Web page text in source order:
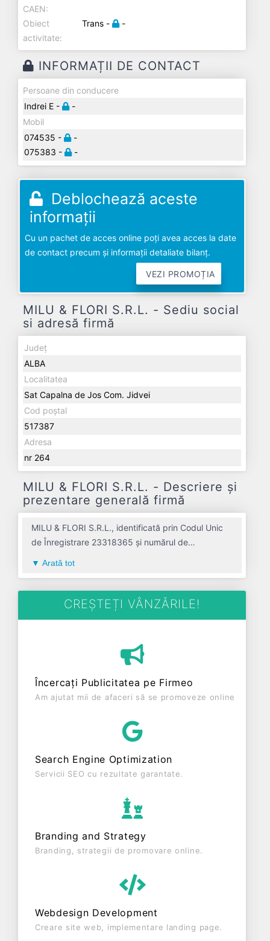
CAEN:
Obiect
activitate:
Trans - -
INFORMAȚII DE CONTACT
Persoane din conducere
Indrei E -
-
Mobil
074535 -
-
075383 -
-
Deblochează aceste
informații
Cu un pachet de acces online poți avea acces la date
de contact precum și informații detaliate bilanț.
VEZI PROMOȚIA
MILU & FLORI S.R.L. - Sediu social
si adresă firmă
Județ
ALBA
Localitatea
Sat Capalna de Jos Com. Jidvei
Cod poștal
517387
Adresa
nr 264
MILU & FLORI S.R.L. - Descriere și
prezentare generală firmă
MILU & FLORI S.R.L., identificată prin Codul Unic
de Înregistrare 23318365 și numărul de
poziționat în zona de Centru a țării, în judetul
ALBA, compania aduce o contribuție semnificativă
fondată în anul 2008, având o vechime de 18 ani.
Conform ultimului bilanț, societatea a înregistrat un
181.725 RON, gestionând operațiunile cu un număr
mediu de 2 de salariați pe ultimul an fiscal. MILU &
vedere fiscal si are status: FUNCTIUNE. Societatea
nu este plătitoare de TVA.
Arată tot
CREȘTEȚI VÂNZĂRILE!
Încercați Publicitatea pe Firmeo
Am ajutat mii de afaceri să se promoveze online
Search Engine Optimization
Servicii SEO cu rezultate garantate.
Branding and Strategy
Branding, strategii de promovare online.
Webdesign Development
Creare site web, implementare landing page.